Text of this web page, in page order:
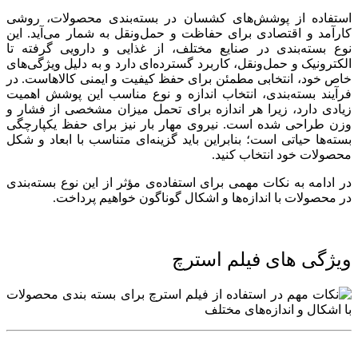
استفاده از پوشش‌های کشسان در بسته‌بندی محصولات، روشی
کارآمد و اقتصادی برای حفاظت و حمل‌ونقل به شمار می‌آید. این
نوع بسته‌بندی در صنایع مختلف، از غذایی و دارویی گرفته تا
الکترونیک و حمل‌ونقل، کاربرد گسترده‌ای دارد و به دلیل ویژگی‌های
خاص خود، انتخابی مطمئن برای حفظ کیفیت و ایمنی کالاهاست. در
فرآیند بسته‌بندی، انتخاب اندازه و نوع مناسب این پوشش اهمیت
زیادی دارد، زیرا هر اندازه برای تحمل میزان مشخصی از فشار و
وزن طراحی شده است. نیروی مهار بار نیز برای حفظ یکپارچگی
بسته‌ها حیاتی است؛ بنابراین باید گزینه‌ای متناسب با ابعاد و شکل
محصولات خود انتخاب کنید.
در ادامه به نکات مهمی برای استفاده‌ی مؤثر از این نوع بسته‌بندی
در محصولات با اندازه‌ها و اشکال گوناگون خواهیم پرداخت.
ویژگی های فیلم استرچ